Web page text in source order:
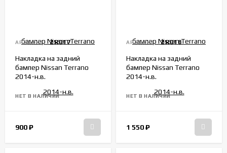
АРТИКУЛ: ZR017
Накладка на задний
бампер Nissan Terrano
2014-н.в.
НЕТ В НАЛИЧИИ
900₽
АРТИКУЛ: ZR018
Накладка на задний
бампер Nissan Terrano
2014-н.в.
НЕТ В НАЛИЧИИ
1 550₽